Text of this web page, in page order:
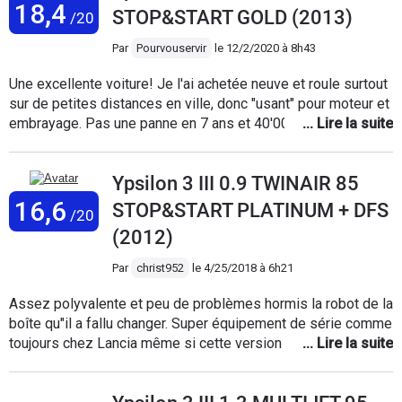
18,4 /20
STOP&START GOLD (2013)
Par Pourvouservir le 12/2/2020 à 8h43
Une excellente voiture! Je l'ai achetée neuve et roule surtout
sur de petites distances en ville, donc "usant" pour moteur et
embrayage. Pas une panne en 7 ans et 40'000 km (à part une
Très économique à l'entretiel, très pratique avec 4 portes.
16,6 /20
Ypsilon 3 III 0.9 TWINAIR 85
STOP&START PLATINUM + DFS
(2012)
Par christ952 le 4/25/2018 à 6h21
Assez polyvalente et peu de problèmes hormis la robot de la
boîte qu"il a fallu changer. Super équipement de série comme
toujours chez Lancia même si cette version est un haut de